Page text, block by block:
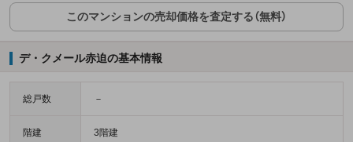
このマンションの売却価格を査定する（無料）
デ・クメール赤迫の基本情報
総戸数 －
階建 3階建